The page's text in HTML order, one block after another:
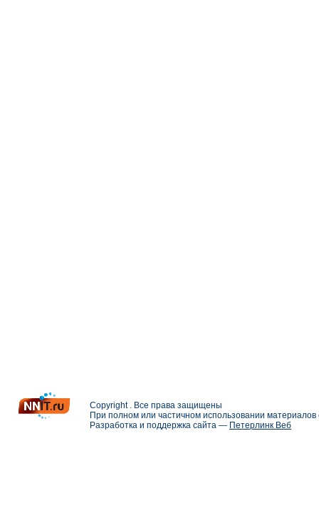
Copyright . Все права защищены
При полном или частичном использовании
Разработка и поддержка сайта — Петерлинк Веб